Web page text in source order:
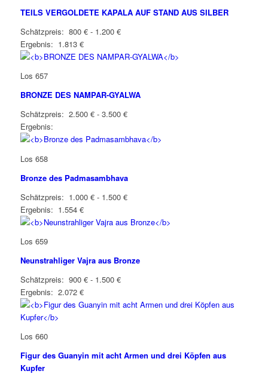
TEILS VERGOLDETE KAPALA AUF STAND AUS SILBER
Schätzpreis: 800 € - 1.200 €
Ergebnis: 1.813 €
Los 657
BRONZE DES NAMPAR-GYALWA
Schätzpreis: 2.500 € - 3.500 €
Ergebnis:
Los 658
Bronze des Padmasambhava
Schätzpreis: 1.000 € - 1.500 €
Ergebnis: 1.554 €
Los 659
Neunstrahliger Vajra aus Bronze
Schätzpreis: 900 € - 1.500 €
Ergebnis: 2.072 €
Los 660
Figur des Guanyin mit acht Armen und drei Köpfen aus
Kupfer